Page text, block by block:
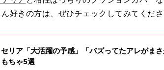
好きの方は、ぜひチェックしてみてくだ
セリア「大活躍の予感」「バズってたアレがま
もちゃ5選